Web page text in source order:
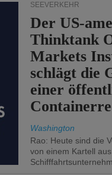
SEEVERKEHR
Der US-
Thinktank
Markets
schlägt die
einer
Washington
Rao: Heute sind die
von einem Kartell